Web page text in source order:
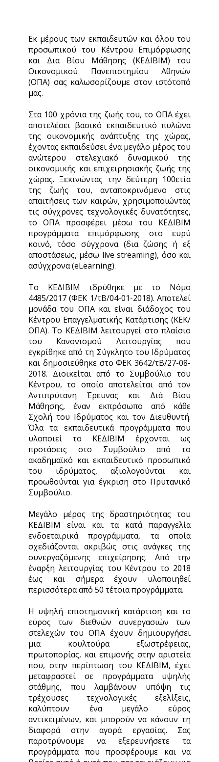
Εκ μέρους των εκπαιδευτών και όλου του
προσωπικού του Κέντρου Επιμόρφωσης
και Δια Βίου Μάθησης (ΚΕΔΙΒΙΜ) του
Οικονομικού Πανεπιστημίου Αθηνών
(ΟΠΑ) σας καλωσορίζουμε στον ιστότοπό
μας.
Στα 100 χρόνια της ζωής του, το ΟΠΑ έχει
αποτελέσει βασικό εκπαιδευτικό πυλώνα
της οικονομικής ανάπτυξης της χώρας,
έχοντας εκπαιδεύσει ένα μεγάλο μέρος του
ανώτερου στελεχιακό δυναμικού της
οικονομικής και επιχειρησιακής ζωής της
χώρας. Ξεκινώντας την δεύτερη 100ετία
της ζωής του, ανταποκρινόμενο στις
απαιτήσεις των καιρών, χρησιμοποιώντας
τις σύγχρονες τεχνολογικές δυνατότητες,
το ΟΠΑ προσφέρει μέσω του ΚΕΔΙΒΙΜ
προγράμματα επιμόρφωσης στο ευρύ
κοινό, τόσο σύγχρονα (δια ζώσης ή εξ
αποστάσεως, μέσω live streaming), όσο και
ασύγχρονα (eLearning).
Το ΚΕΔΙΒΙΜ ιδρύθηκε με το Νόμο
4485/2017 (ΦΕΚ 1/τΒ/04-01-2018). Αποτελεί
μονάδα του ΟΠΑ και είναι διάδοχος του
Κέντρου Επαγγελματικής Κατάρτισης (ΚΕΚ/
ΟΠΑ). Το ΚΕΔΙΒΙΜ λειτουργεί στο πλαίσιο
του Κανονισμού Λειτουργίας που
εγκρίθηκε από τη Σύγκλητο του Ιδρύματος
και δημοσιεύθηκε στο ΦΕΚ 3642/τΒ/27-08-
2018. Διοικείται από το Συμβούλιο του
Κέντρου, το οποίο αποτελείται από τον
Αντιπρύτανη Έρευνας και Διά Βίου
Μάθησης, έναν εκπρόσωπο από κάθε
Σχολή του Ιδρύματος και τον Διευθυντή.
Όλα τα εκπαιδευτικά προγράμματα που
υλοποιεί το ΚΕΔΙΒΙΜ έρχονται ως
προτάσεις στο Συμβούλιο από το
ακαδημαϊκό και εκπαιδευτικό προσωπικό
του ιδρύματος, αξιολογούνται και
προωθούνται για έγκριση στο Πρυτανικό
Συμβούλιο.
Μεγάλο μέρος της δραστηριότητας του
ΚΕΔΙΒΙΜ είναι και τα κατά παραγγελία
ενδοεταιρικά προγράμματα, τα οποία
σχεδιάζονται ακριβώς στις ανάγκες της
συνεργαζόμενης επιχείρησης. Από την
έναρξη λειτουργίας του Κέντρου το 2018
έως και σήμερα έχουν υλοποιηθεί
περισσότερα από 50 τέτοια προγράμματα.
Η υψηλή επιστημονική κατάρτιση και το
εύρος των διεθνών συνεργασιών των
στελεχών του ΟΠΑ έχουν δημιουργήσει
μια κουλτούρα εξωστρέφειας,
πρωτοπορίας, και επιμονής στην αριστεία
που, στην περίπτωση του ΚΕΔΙΒΙΜ, έχει
μεταφραστεί σε προγράμματα υψηλής
στάθμης, που λαμβάνουν υπόψη τις
τρέχουσες τεχνολογικές εξελίξεις,
καλύπτουν ένα μεγάλο εύρος
αντικειμένων, και μπορούν να κάνουν τη
διαφορά στην αγορά εργασίας. Σας
παροτρύνουμε να εξερευνήσετε τα
προγράμματα που προσφέρουμε και να